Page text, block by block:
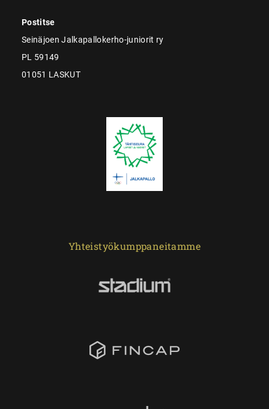
Postitse
Seinäjoen Jalkapallokerho-juniorit ry
PL 59149
01051 LASKUT
Yhteistyökumppaneitamme